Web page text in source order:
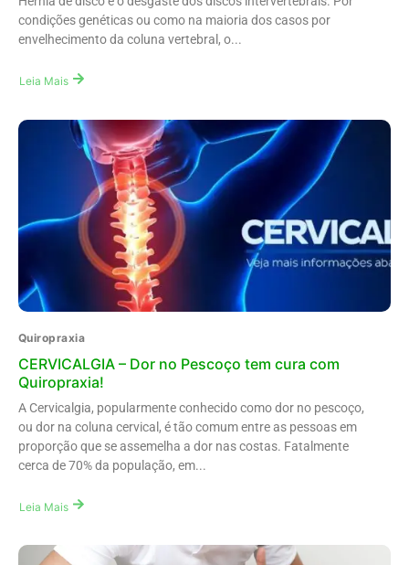
condições genéticas ou como na maioria dos casos por
envelhecimento da coluna vertebral, o...
Leia Mais
Quiropraxia
CERVICALGIA – Dor no Pescoço tem cura com
Quiropraxia!
A Cervicalgia, popularmente conhecido como dor no pescoço,
ou dor na coluna cervical, é tão comum entre as pessoas em
proporção que se assemelha a dor nas costas. Fatalmente
cerca de 70% da população, em...
Leia Mais